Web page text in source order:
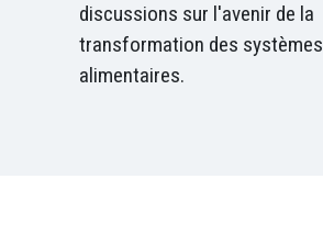
discussions sur l'avenir de la
transformation des systèmes
alimentaires.